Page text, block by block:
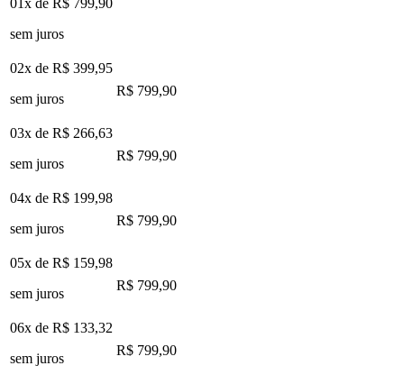
01x de R$ 799,90
sem juros
02x de R$ 399,95
sem juros
R$ 799,90
03x de R$ 266,63
sem juros
R$ 799,90
04x de R$ 199,98
sem juros
R$ 799,90
05x de R$ 159,98
sem juros
R$ 799,90
06x de R$ 133,32
sem juros
R$ 799,90